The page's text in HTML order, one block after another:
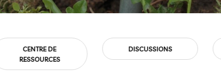
EMPLOIS EVÉNEMENTS